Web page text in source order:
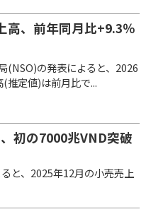
高、前年同月比+9.3％
(NSO)の発表によると、2026
推定値)は前月比で...
初の7000兆VND突破
と、2025年12月の小売売上